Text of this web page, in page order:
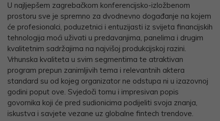
U najljepšem zagrebačkom konferencijsko-izložbenom
prostoru sve je spremno za dvodnevno događanje na kojem
će profesionalci, poduzetnici i entuzijasti iz svijeta financijskih
tehnologija moći uživati u predavanjima, panelima i drugim
kvalitetnim sadržajima na najvišoj produkcijskoj razini.
Vrhunska kvaliteta u svim segmentima te atraktivan
program prepun zanimljivih tema i relevantnih aktera
standard su od kojeg organizator ne odstupa ni u izazovnoj
godini poput ove. Svjedoči tomu i impresivan popis
govornika koji će pred sudionicima podijeliti svoja znanja,
iskustva i savjete vezane uz globalne fintech trendove.